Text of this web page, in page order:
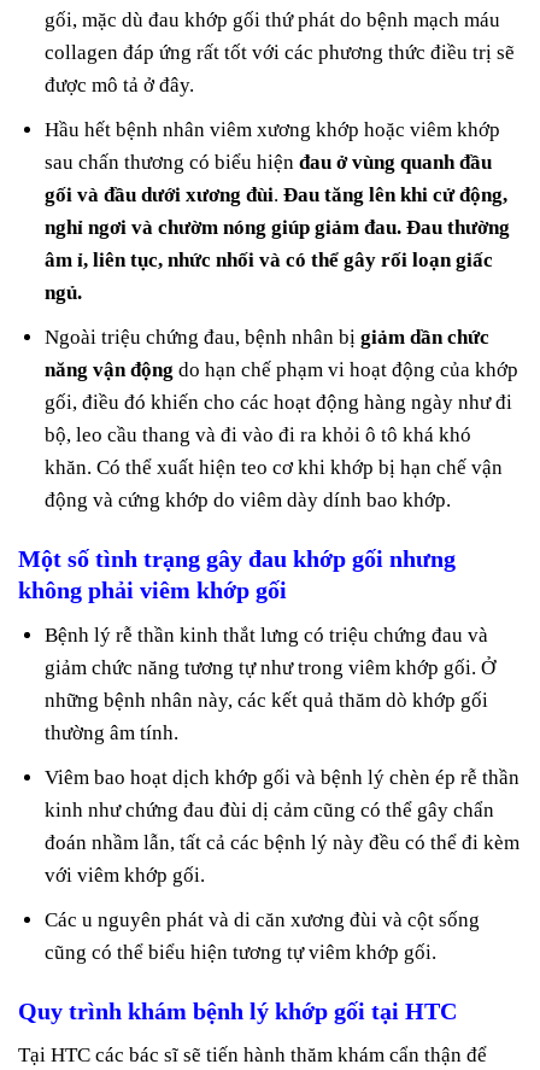
gối, mặc dù đau khớp gối thứ phát do bệnh mạch máu
collagen đáp ứng rất tốt với các phương thức điều trị sẽ
được mô tả ở đây.
Hầu hết bệnh nhân viêm xương khớp hoặc viêm khớp
sau chấn thương có biểu hiệnđau ở vùng quanh đầu
gối và đầu dưới xương đùi.Đau tăng lên khi cử động,
nghỉ ngơi và chườm nóng giúp giảm đau. Đau thường
âm ỉ, liên tục, nhức nhối và có thể gây rối loạn giấc
ngủ.
Ngoài triệu chứng đau, bệnh nhân bịgiảm dần chức
năng vận động do hạn chế phạm vi hoạt động của khớp
gối, điều đó khiến cho các hoạt động hàng ngày như đi
bộ, leo cầu thang và đi vào đi ra khỏi ô tô khá khó
khăn. Có thể xuất hiện teo cơ khi khớp bị hạn chế vận
động và cứng khớp do viêm dày dính bao khớp.
Một số tình trạng gây đau khớp gối nhưng
không phải viêm khớp gối
Bệnh lý rễ thần kinh thắt lưng có triệu chứng đau và
giảm chức năng tương tự như trong viêm khớp gối. Ở
những bệnh nhân này, các kết quả thăm dò khớp gối
thường âm tính.
Viêm bao hoạt dịch khớp gối và bệnh lý chèn ép rễ thần
kinh như chứng đau đùi dị cảm cũng có thể gây chẩn
đoán nhầm lẫn, tất cả các bệnh lý này đều có thể đi kèm
với viêm khớp gối.
Các u nguyên phát và di căn xương đùi và cột sống
cũng có thể biểu hiện tương tự viêm khớp gối.
Quy trình khám bệnh lý khớp gối tại HTC
Tại HTC các bác sĩ sẽ tiến hành thăm khám cẩn thận để